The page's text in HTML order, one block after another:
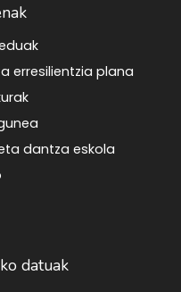
erresilientzia plana
dantza eskola
datuak